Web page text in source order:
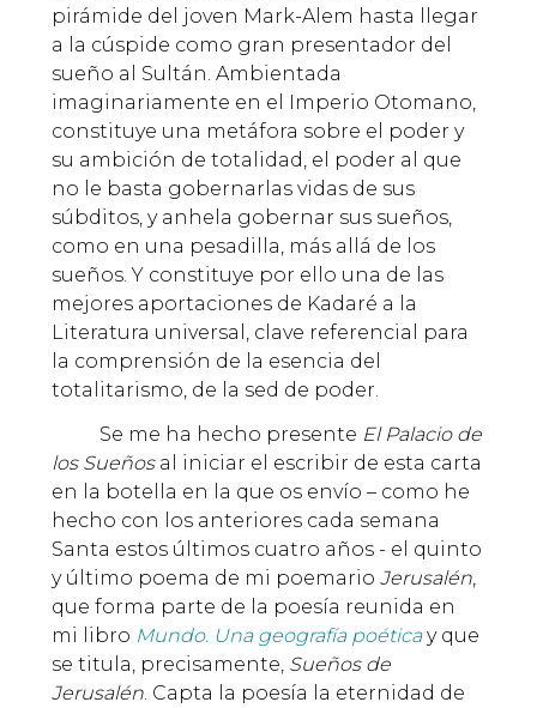
pirámide del joven Mark-Alem hasta llegar
a la cúspide como gran presentador del
sueño al Sultán. Ambientada
imaginariamente en el Imperio Otomano,
constituye una metáfora sobre el poder y
su ambición de totalidad, el poder al que
no le basta gobernarlas vidas de sus
súbditos, y anhela gobernar sus sueños,
como en una pesadilla, más allá de los
sueños. Y constituye por ello una de las
mejores aportaciones de Kadaré a la
Literatura universal, clave referencial para
la comprensión de la esencia del
totalitarismo, de la sed de poder.
Se me ha hecho presente El Palacio de
los Sueñosal iniciar el escribir de esta carta
en la botella en la que os envío – como he
hecho con los anteriores cada semana
Santa estos últimos cuatro años - el quinto
y último poema de mi poemario Jerusalén,
que forma parte de la poesía reunida en
mi libro Mundo. Una geografía poéticay que
se titula, precisamente, Sueños de
Jerusalén. Capta la poesía la eternidad de